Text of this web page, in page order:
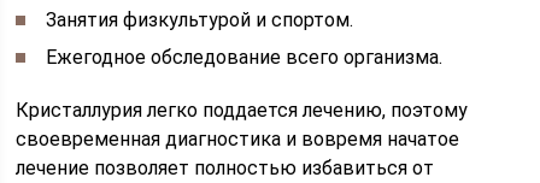
Занятия физкультурой и спортом.
Ежегодное обследование всего организма.
Кристаллурия легко поддается лечению, поэтому
своевременная диагностика и вовремя начатое
лечение позволяет полностью избавиться от